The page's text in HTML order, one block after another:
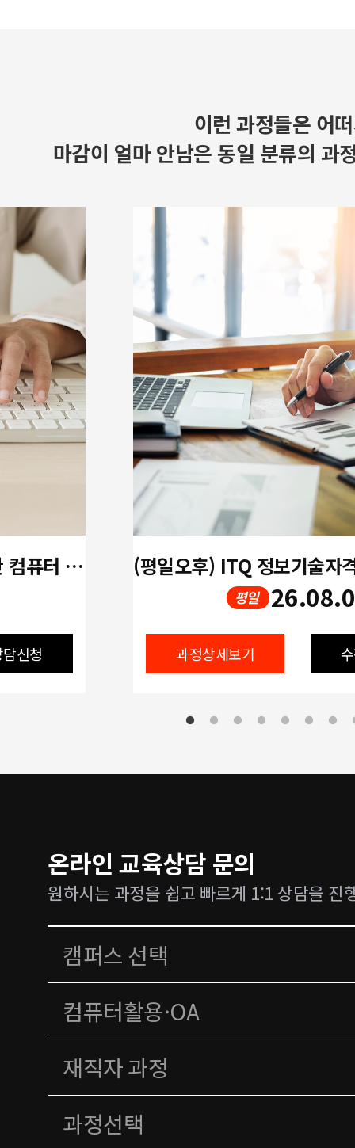
이런 과정들은 어
마감이 얼마 안남은 동일 분류의 과
[개강확정!! 오후] 중장년을 위한 컴퓨터 활용 실무(한글,엑셀,파워포인트)
신청
평일
과정상세보기
온라인 교육상담 문의
원하시는 과정을 쉽고 빠르게 1:1 상담을 진